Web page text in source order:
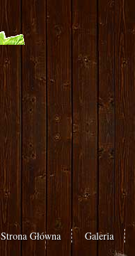
Strona Główna Galeria